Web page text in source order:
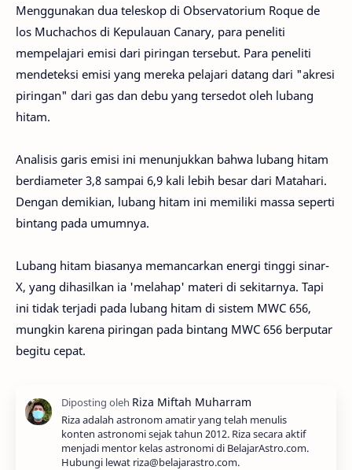
Menggunakan dua teleskop di Observatorium Roque de
los Muchachos di Kepulauan Canary, para peneliti
mempelajari emisi dari piringan tersebut. Para peneliti
mendeteksi emisi yang mereka pelajari datang dari "akresi
piringan" dari gas dan debu yang tersedot oleh lubang
hitam.
Analisis garis emisi ini menunjukkan bahwa lubang hitam
berdiameter 3,8 sampai 6,9 kali lebih besar dari Matahari.
Dengan demikian, lubang hitam ini memiliki massa seperti
bintang pada umumnya.
Lubang hitam biasanya memancarkan energi tinggi sinar-
X, yang dihasilkan ia 'melahap' materi di sekitarnya. Tapi
ini tidak terjadi pada lubang hitam di sistem MWC 656,
mungkin karena piringan pada bintang MWC 656 berputar
begitu cepat.
Riza adalah astronom amatir yang telah menulis
konten astronomi sejak tahun 2012. Riza secara aktif
menjadi mentor kelas astronomi di BelajarAstro.com.
Hubungi lewat riza@belajarastro.com.